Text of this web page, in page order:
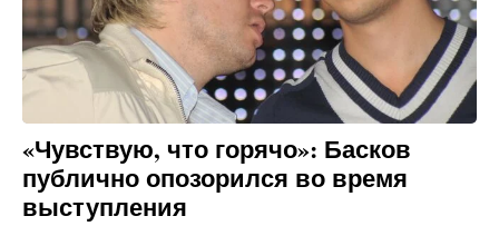
«Чувствую, что горячо»: Басков
публично опозорился во время
выступления